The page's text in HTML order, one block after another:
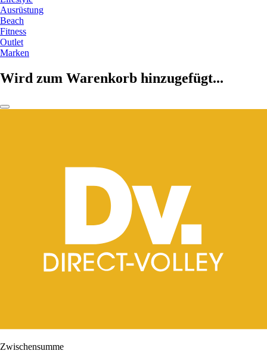
Ausrüstung
Beach
Fitness
Outlet
Marken
Wird zum Warenkorb hinzugefügt...
Zwischensumme